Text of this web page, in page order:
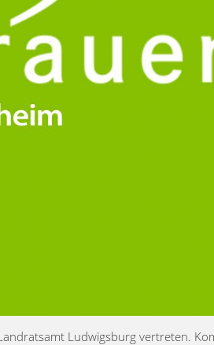
Ludwigsburg vertreten.